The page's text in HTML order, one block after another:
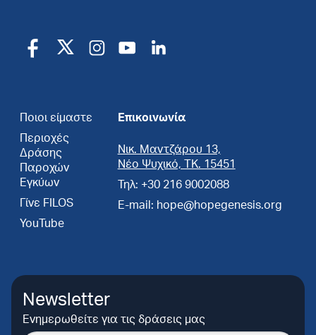
Ποιοι είμαστε
Περιοχές
Δράσης
Παροχών
Εγκύων
Γίνε FILOS
YouTube
Επικοινωνία
Νικ. Μαντζάρου 13,
Νέο Ψυχικό, ΤΚ. 15451
Τηλ: +30 216 9002088
E-mail: hope@hopegenesis.org
Newsletter
Ενημερωθείτε για τις δράσεις μας